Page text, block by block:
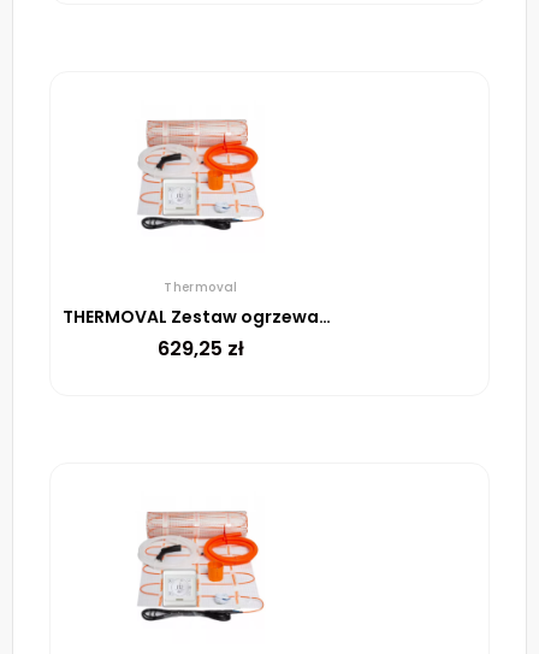
Thermoval
THERMOVAL Zestaw ogrzewania podłogowego – mata TV TO 3m² 170W/m² regulator TT 16 biały
629,25 zł